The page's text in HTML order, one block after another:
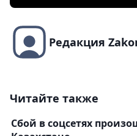
Редакция
Читайте также
Сбой в соцсетях